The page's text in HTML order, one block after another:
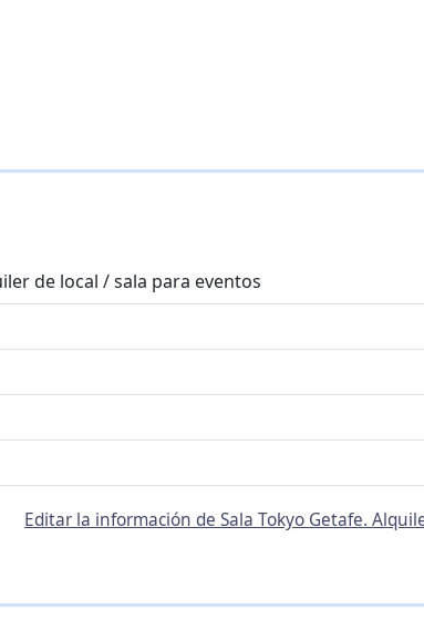
de local / sala para eventos
Editar la información de Sala Tokyo Getafe.